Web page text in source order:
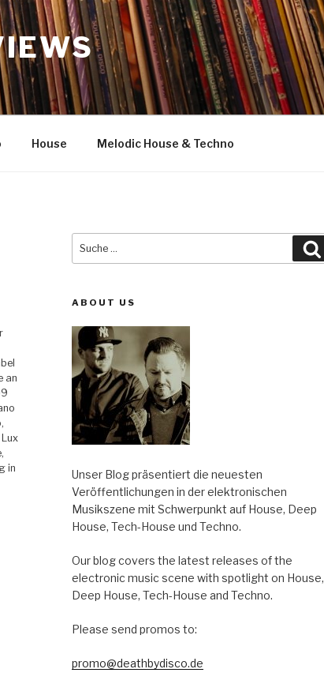
House Melodic House & Techno
an
in
Suche
ABOUT US
Unser Blog präsentiert die neuesten
Veröffentlichungen in der elektronischen
Musikszene mit Schwerpunkt auf House, Deep
House, Tech-House und Techno.
Our blog covers the latest releases of the
electronic music scene with spotlight on House,
Deep House, Tech-House and Techno.
Please send promos to:
promo@deathbydisco.de